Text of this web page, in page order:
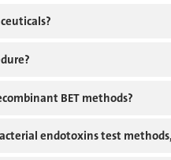
BET methods?
endotoxins test